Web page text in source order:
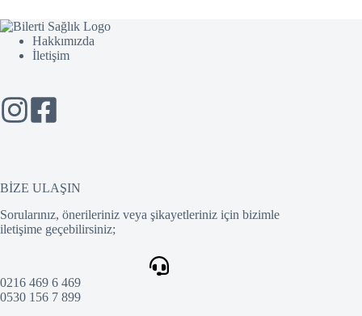
Hakkımızda
İletişim
BİZE ULAŞIN
Sorularınız, önerileriniz veya şikayetleriniz için bizimle
iletişime geçebilirsiniz;
0216 469 6 469
0530 156 7 899